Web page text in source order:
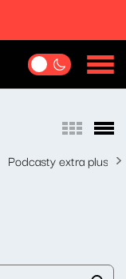
Podcasty extra plus